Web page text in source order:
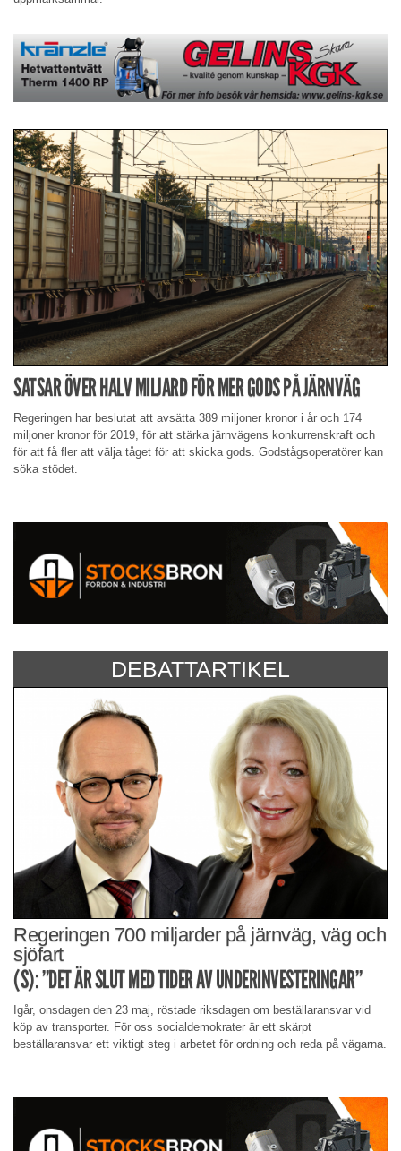
SATSAR ÖVER HALV MILJARD FÖR MER GODS PÅ JÄRNVÄG
Regeringen har beslutat att avsätta 389 miljoner kronor i år och 174
miljoner kronor för 2019, för att stärka järnvägens konkurrenskraft och
för att få fler att välja tåget för att skicka gods. Godstågsoperatörer kan
söka stödet.
DEBATTARTIKEL
Regeringen 700 miljarder på järnväg, väg och
sjöfart
(S): ”DET ÄR SLUT MED TIDER AV UNDERINVESTERINGAR”
Igår, onsdagen den 23 maj, röstade riksdagen om beställaransvar vid
köp av transporter. För oss socialdemokrater är ett skärpt
beställaransvar ett viktigt steg i arbetet för ordning och reda på vägarna.